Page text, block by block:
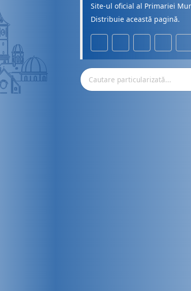
Site-ul oficial al Primariei
Distribuie această pagină.